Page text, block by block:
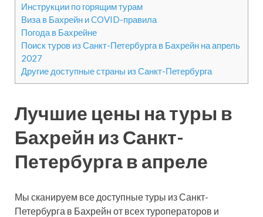
Инструкции по горящим турам
Виза в Бахрейн и COVID-правила
Погода в Бахрейне
Поиск туров из Санкт-Петербурга в Бахрейн на апрель
2027
Другие доступные страны из Санкт-Петербурга
Лучшие цены на туры в
Бахрейн из Санкт-
Петербурга в апреле
Мы сканируем все доступные туры из Санкт-
Петербурга в Бахрейн от всех туроператоров и